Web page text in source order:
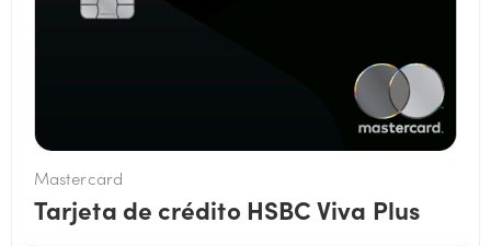
Mastercard
Tarjeta de crédito HSBC Viva Plus